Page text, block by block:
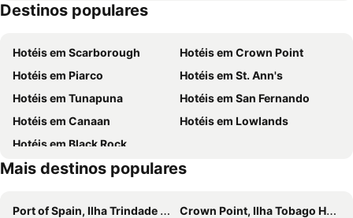
Destinos populares
Hotéis em Scarborough
Hotéis em Crown Point
Hotéis em Piarco
Hotéis em St. Ann's
Hotéis em Tunapuna
Hotéis em San Fernando
Hotéis em Canaan
Hotéis em Lowlands
Hotéis em Black Rock
Mais destinos populares
Port of Spain, Ilha Trindade Hotéis
Crown Point, Ilha Tobago Hotéis